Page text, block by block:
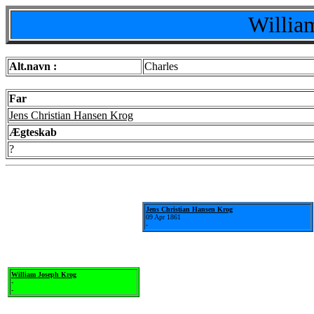
Alt.navn : Charles
Far
Jens Christian Hansen Krog
Ægteskab
?
William Joseph Krog
-
-
Jens Christian Hansen Krog
09 Apr 1861
-